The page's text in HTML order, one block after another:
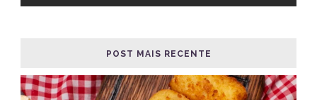
POST MAIS RECENTE